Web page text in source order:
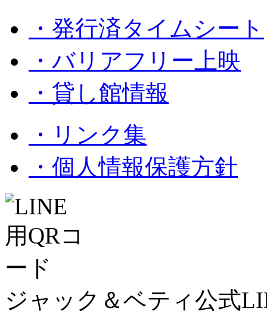
・発行済タイムシート
・バリアフリー上映
・貸し館情報
・リンク集
・個人情報保護方針
ジャック＆ベティ公式